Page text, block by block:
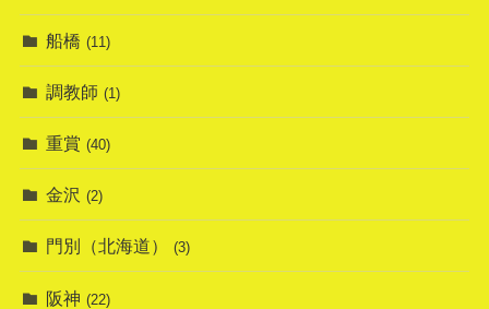
船橋 (11)
調教師 (1)
重賞 (40)
金沢 (2)
門別（北海道） (3)
阪神 (22)